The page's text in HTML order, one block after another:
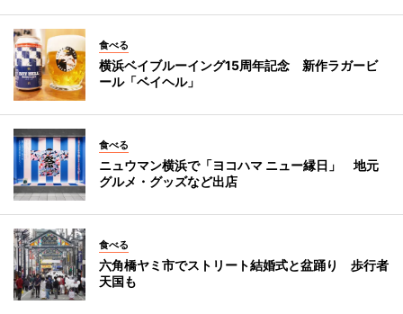
食べる
横浜ベイブルーイング15周年記念 新作ラガービ
ール「ベイヘル」
食べる
ニュウマン横浜で「ヨコハマ ニュー縁日」 地元
グルメ・グッズなど出店
食べる
六角橋ヤミ市でストリート結婚式と盆踊り 歩行者
天国も